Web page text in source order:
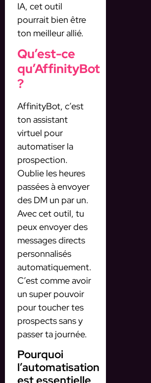
IA, cet outil
pourrait bien être
ton meilleur allié.
Qu’est-ce
qu’AffinityBot
?
AffinityBot, c’est
ton assistant
virtuel pour
automatiser la
prospection.
Oublie les heures
passées à envoyer
des DM un par un.
Avec cet outil, tu
peux envoyer des
messages directs
personnalisés
automatiquement.
C’est comme avoir
un super pouvoir
pour toucher tes
prospects sans y
passer ta journée.
Pourquoi
l’automatisation